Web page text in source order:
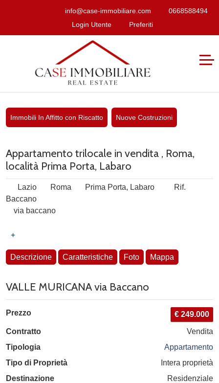
info@case-immobiliare.com
0668588494
Login Utente
Preferiti
Immobili In Affitto con Riscatto Nuove Costruzioni
Appartamento trilocale in vendita , Roma,
località Prima Porta, Labaro
Lazio Roma Prima Porta, Labaro
Rif.
Baccano
via baccano
+
Descrizione Caratteristiche Foto Mappa
VALLE MURICANA via Baccano
Prezzo € 249.000
Contratto
Vendita
Tipologia
Appartamento
Tipo di Proprietà
Intera proprietà
Destinazione
Residenziale